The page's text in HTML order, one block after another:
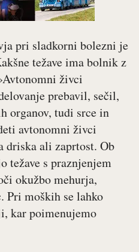
pri sladkorni bolezni je
težave ima bolnik z
živci
prebavil, sečil,
organov, tudi srce in
avtonomni živci
driska ali zaprtost. Ob
težave s praznjenjem
okužbo mehurja,
Pri moških se lahko
kar poimenujemo